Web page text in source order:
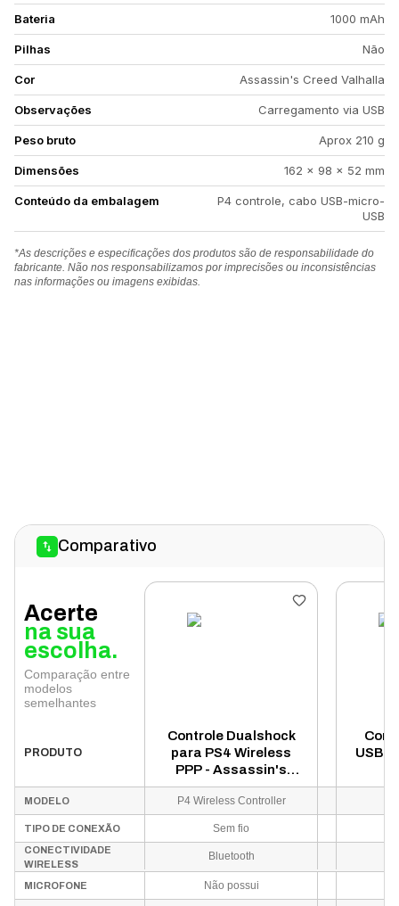
Bateria 1000 mAh
Pilhas Não
Cor Assassin's Creed Valhalla
Observações Carregamento via USB
Peso bruto Aprox 210 g
Dimensões 162 × 98 × 52 mm
Conteúdo da embalagem
P4 controle, cabo USB-micro-
USB
*As descrições e especificações dos produtos são de responsabilidade do
fabricante. Não nos responsabilizamos por imprecisões ou inconsistências
nas informações ou imagens exibidas.
Comparativo
Acerte
na sua
escolha.
Comparação entre
modelos
semelhantes
PRODUTO
Controle Dualshock
para PS4 Wireless
PPP - Assassin's
Creed Valhalla
USB
MODELO P4 Wireless Controller
TIPO DE CONEXÃO Sem fio
CONECTIVIDADE
WIRELESS
Bluetooth
MICROFONE Não possui